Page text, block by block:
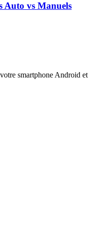
Auto vs Manuels
smartphone Android et